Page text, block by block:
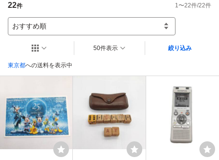
22件 1 〜22件/22件
おすすめ順
東京都への送料を表示中
50件表示 絞り込み